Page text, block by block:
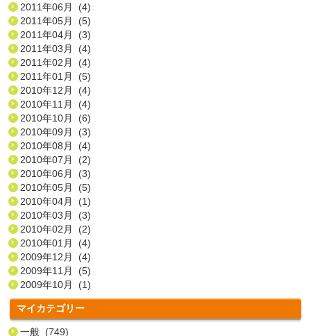
2011年06月 (4)
2011年05月 (5)
2011年04月 (3)
2011年03月 (4)
2011年02月 (4)
2011年01月 (5)
2010年12月 (4)
2010年11月 (4)
2010年10月 (6)
2010年09月 (3)
2010年08月 (4)
2010年07月 (2)
2010年06月 (3)
2010年05月 (5)
2010年04月 (1)
2010年03月 (3)
2010年02月 (2)
2010年01月 (4)
2009年12月 (4)
2009年11月 (5)
2009年10月 (1)
マイカテゴリー
一般 (749)